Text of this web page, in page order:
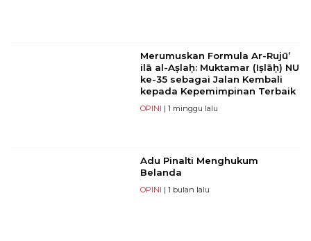
Merumuskan Formula Ar-Rujū’
ilā al-Aṣlaḥ: Muktamar (Iṣlāḥ) NU
ke-35 sebagai Jalan Kembali
kepada Kepemimpinan Terbaik
OPINI | 1 minggu lalu
Adu Pinalti Menghukum
Belanda
OPINI | 1 bulan lalu